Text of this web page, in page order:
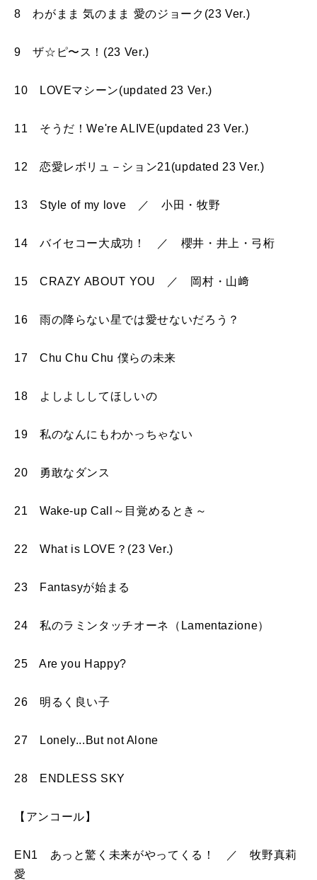
8 わがまま 気のまま 愛のジョーク(23 Ver.)
9 ザ☆ピ〜ス！(23 Ver.)
10 LOVEマシーン(updated 23 Ver.)
11 そうだ！We're ALIVE(updated 23 Ver.)
12 恋愛レボリュ－ション21(updated 23 Ver.)
13 Style of my love ／ 小田・牧野
14 バイセコー大成功！ ／ 櫻井・井上・弓桁
15 CRAZY ABOUT YOU ／ 岡村・山﨑
16 雨の降らない星では愛せないだろう？
17 Chu Chu Chu 僕らの未来
18 よしよししてほしいの
19 私のなんにもわかっちゃない
20 勇敢なダンス
21 Wake-up Call～目覚めるとき～
22 What is LOVE？(23 Ver.)
23 Fantasyが始まる
24 私のラミンタッチオーネ（Lamentazione）
25 Are you Happy?
26 明るく良い子
27 Lonely...But not Alone
28 ENDLESS SKY
【アンコール】
EN1 あっと驚く未来がやってくる！ ／ 牧野真莉
愛